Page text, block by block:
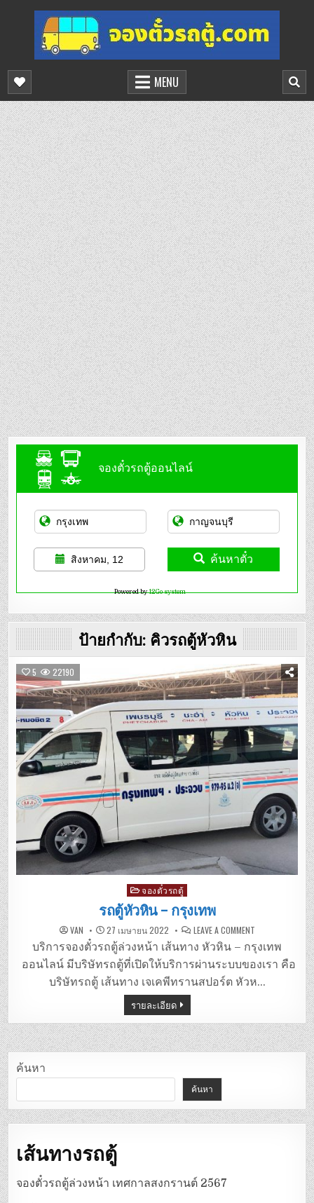
content
จองตั๋วรถตู้ออนไลน์
บริการจองตั๋วรถตู้ออนไลน์
MENU
จองตั๋วรถตู้ออนไลน์
สิงหาคม, 12 ค้นหาตั๋ว
Powered by12Go system
ป้ายกำกับ: คิวรถตู้หัวหิน
5 22190
Posted
in
จองตั๋วรถตู้
รถตู้หัวหิน – กรุงเทพ
VAN 27 เมษายน 2022 LEAVE A COMMENTON
ตู้
หัวหิน
–
กรุงเทพ
บริการจองตั๋วรถตู้ล่วงหน้า เส้นทาง หัวหิน – กรุงเทพ
ออนไลน์ มีบริษัทรถตู้ที่เปิดให้บริการผ่านระบบของเรา คือ
บริษัทรถตู้ เส้นทาง เจเคพีทรานสปอร์ต หัวห…
รายละเอียด
ค้นหา
ค้นหา
เส้นทางรถตู้
จองตั๋วรถตู้ล่วงหน้า เทศกาลสงกรานต์ 2567